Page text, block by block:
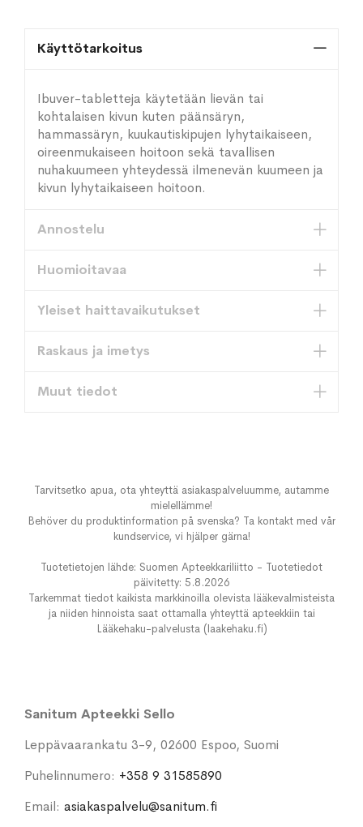
Käyttötarkoitus
Ibuver-tabletteja käytetään lievän tai
kohtalaisen kivun kuten päänsäryn,
hammassäryn, kuukautiskipujen lyhytaikaiseen,
oireenmukaiseen hoitoon sekä tavallisen
nuhakuumeen yhteydessä ilmenevän kuumeen ja
kivun lyhytaikaiseen hoitoon.
Annostelu
Huomioitavaa
Yleiset haittavaikutukset
Raskaus ja imetys
Muut tiedot
Tarvitsetko apua, ota yhteyttä asiakaspalveluumme, autamme
mielellämme!
Behöver du produktinformation på svenska? Ta kontakt med vår
kundservice, vi hjälper gärna!
Tuotetietojen lähde: Suomen Apteekkariliitto - Tuotetiedot
päivitetty: 5.8.2026
Tarkemmat tiedot kaikista markkinoilla olevista lääkevalmisteista
ja niiden hinnoista saat ottamalla yhteyttä apteekkiin tai
Lääkehaku-palvelusta (laakehaku.fi)
Sanitum Apteekki Sello
Leppävaarankatu 3-9, 02600 Espoo, Suomi
Puhelinnumero: +358 9 31585890
Email: asiakaspalvelu@sanitum.fi